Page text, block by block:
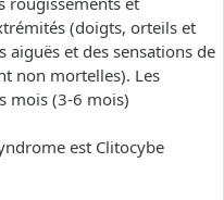
(doigts, orteils et
aiguës et des sensations de
non mortelles). Les
mois (3-6 mois)
est Clitocybe